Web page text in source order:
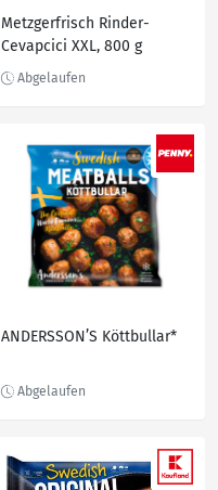
Metzgerfrisch Rinder-
Cevapcici XXL, 800 g
ANDERSSON’S Köttbullar*